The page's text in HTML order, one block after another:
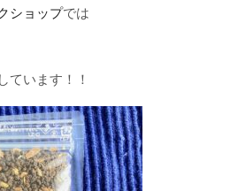
ショップでは
ています！！